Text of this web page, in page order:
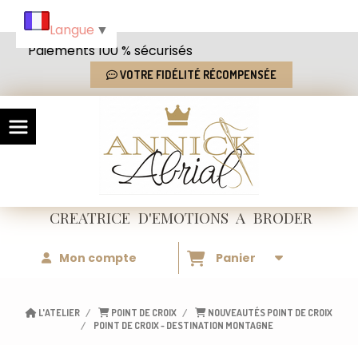
Paiements 100 % sécurisés
VOTRE FIDÉLITÉ RÉCOMPENSÉE
CREATRICED'EMOTIONSA BRODER
Mon compte Panier
L'ATELIER POINT DE CROIX
NOUVEAUTÉS POINT DE CROIX
POINT DE CROIX - DESTINATION MONTAGNE
Langue ▼